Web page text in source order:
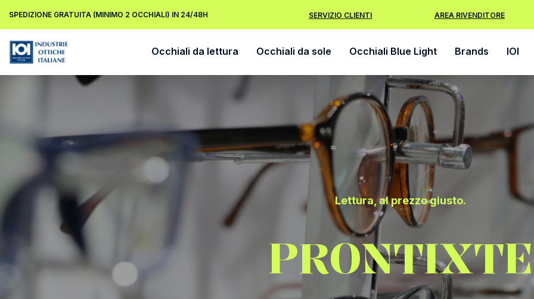
SPEDIZIONE GRATUITA (MINIMO 2 OCCHIALI) IN 24/48H SERVIZIO CLIENTI AREA RIVENDITORE
Occhiali da lettura Occhiali da sole Occhiali Blue Light Brands IOI
Lettura, al prezzo giusto.
PRONTIXTE